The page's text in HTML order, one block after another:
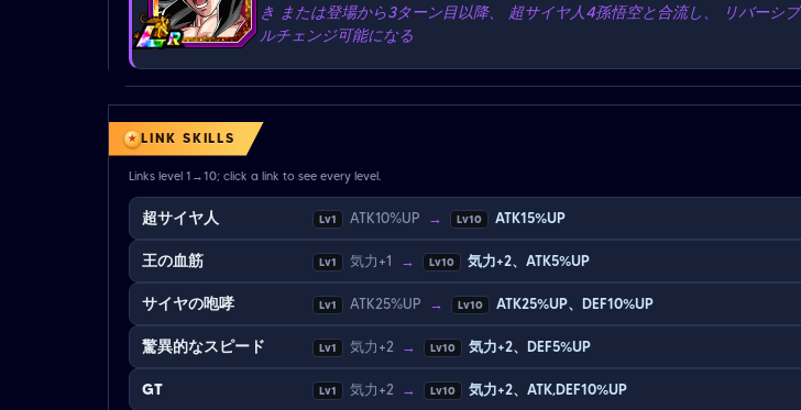
き または登場から3ターン目以降、 超サイヤ人4孫悟空と合流し、 リバーシブ
ルチェンジ可能になる
LINK SKILLS
Links level 1→10; click a link to see every level.
超サイヤ人 Lv1 ATK10%UP → Lv10 ATK15%UP
王の血筋 Lv1 気力+1 → Lv10 気力+2、ATK5%UP
サイヤの咆哮 Lv1 ATK25%UP → Lv10 ATK25%UP、DEF10%UP
驚異的なスピード Lv1 気力+2 → Lv10 気力+2、DEF5%UP
GT Lv1 気力+2 → Lv10 気力+2、ATK,DEF10%UP